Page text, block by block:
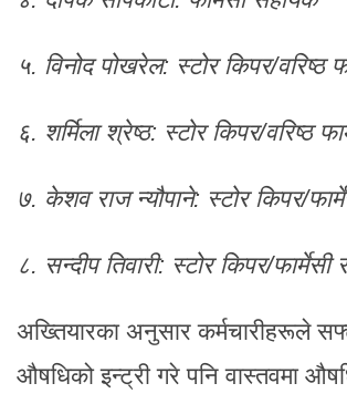
५. विनोद पोखरेल: स्टोर किपर/वरिष्ठ
६. शर्मिला श्रेष्ठ: स्टोर किपर/वरिष्ठ
७. केशव राज न्यौपाने: स्टोर किपर/
८. सन्दीप तिवारी: स्टोर किपर/
अख्तियारका अनुसार कर्मचारीहरूले
औषधिको इन्ट्री गरे पनि वास्तवमा